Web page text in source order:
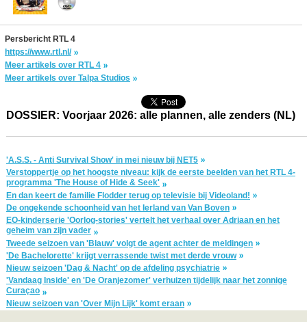
Persbericht RTL 4
https://www.rtl.nl/
Meer artikels over RTL 4
Meer artikels over Talpa Studios
DOSSIER: Voorjaar 2026: alle plannen, alle zenders (NL)
'A.S.S. - Anti Survival Show' in mei nieuw bij NET5
Verstoppertje op het hoogste niveau: kijk de eerste beelden van het RTL 4-
programma 'The House of Hide & Seek'
En dan keert de familie Flodder terug op televisie bij Videoland!
De ongekende schoonheid van het Ierland van Van Boven
EO-kinderserie 'Oorlog-stories' vertelt het verhaal over Adriaan en het
geheim van zijn vader
Tweede seizoen van 'Blauw' volgt de agent achter de meldingen
'De Bachelorette' krijgt verrassende twist met derde vrouw
Nieuw seizoen 'Dag & Nacht' op de afdeling psychiatrie
'Vandaag Inside' en 'De Oranjezomer' verhuizen tijdelijk naar het zonnige
Curaçao
Nieuw seizoen van 'Over Mijn Lijk' komt eraan